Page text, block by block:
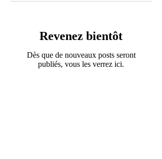
Revenez bientôt
Dès que de nouveaux posts seront
publiés, vous les verrez ici.